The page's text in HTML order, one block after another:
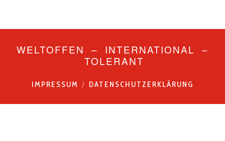
WELTOFFEN – INTERNATIONAL –
TOLERANT
IMPRESSUM DATENSCHUTZERKLÄRUNG